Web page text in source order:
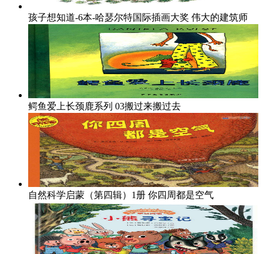
孩子想知道-6本-哈瑟尔特国际插画大奖 伟大的建筑师
鳄鱼爱上长颈鹿系列 03搬过来搬过去
自然科学启蒙（第四辑）1册 你四周都是空气